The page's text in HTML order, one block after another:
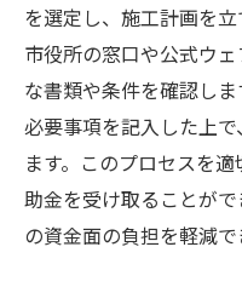
補助金申請の
浄化槽設置工事の
助金制度の魅力
初期投資を軽
知られざる補
利息削減と補
を選定し、施工計画を立
市役所の窓口や公式ウ
な書類や条件を確認しま
必要事項を記入した上
ます。このプロセスを
助金を受け取ることが
の資金面の負担を軽減で